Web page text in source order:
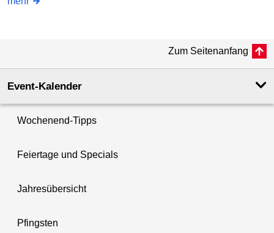
Zum Seitenanfang
Event-Kalender
Wochenend-Tipps
Feiertage und Specials
Jahresübersicht
Pfingsten